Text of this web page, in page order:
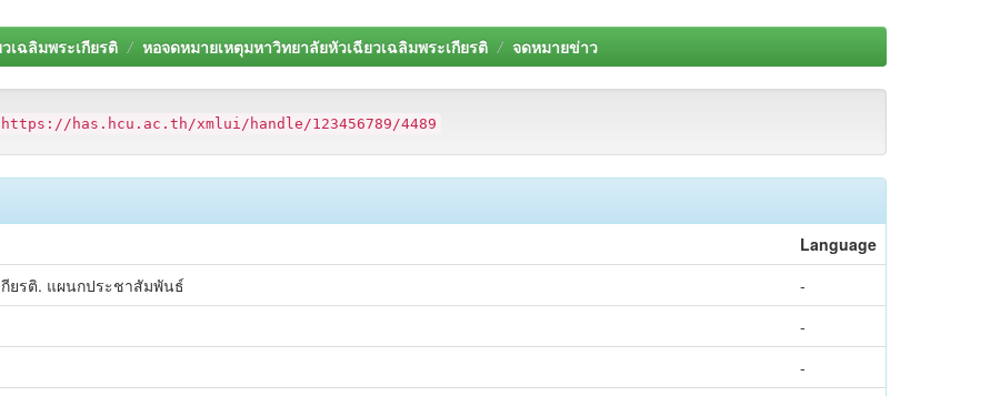
เฉลิมพระเกียรติ หอจดหมายเหตุมหาวิทยาลัยหัวเฉียวเฉลิมพระเกียรติ จดหมายข่าว
https://has.hcu.ac.th/xmlui/handle/123456789/4489
Language
ยรติ. แผนกประชาสัมพันธ์
-
-
-